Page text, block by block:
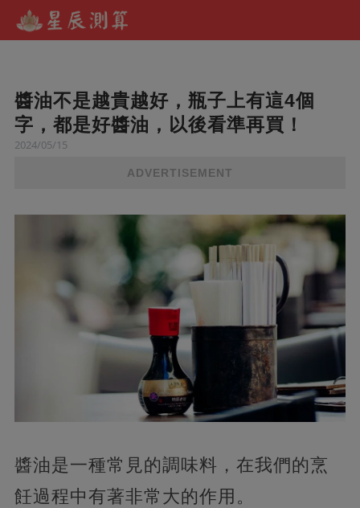
醬油不是越貴越好，瓶子上有這4個
字，都是好醬油，以後看準再買！
2024/05/15
ADVERTISEMENT
醬油是一種常見的調味料，在我們的烹
飪過程中有著非常大的作用。